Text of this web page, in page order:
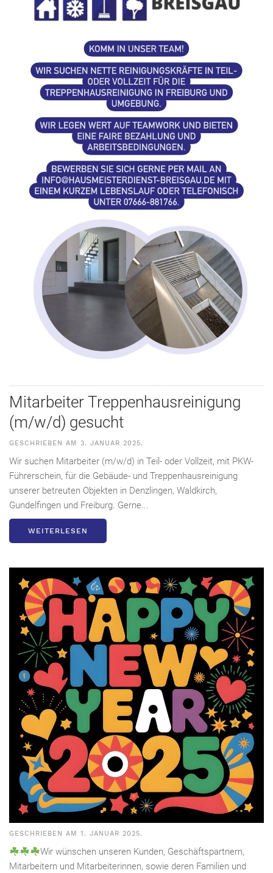
Mitarbeiter Treppenhausreinigung
(m/w/d) gesucht
GESCHRIEBEN AM 3. JANUAR 2025.
Wir suchen Mitarbeiter (m/w/d) in Teil- oder Vollzeit, mit PKW-
Führerschein, für die Gebäude- und Treppenhausreinigung
unserer betreuten Objekten in Denzlingen, Waldkirch,
Gundelfingen und Freiburg. Gerne...
WEITERLESEN
GESCHRIEBEN AM 1. JANUAR 2025.
Wir wünschen unseren Kunden, Geschäftspartnern,
Mitarbeitern und Mitarbeiterinnen, sowie deren Familien und